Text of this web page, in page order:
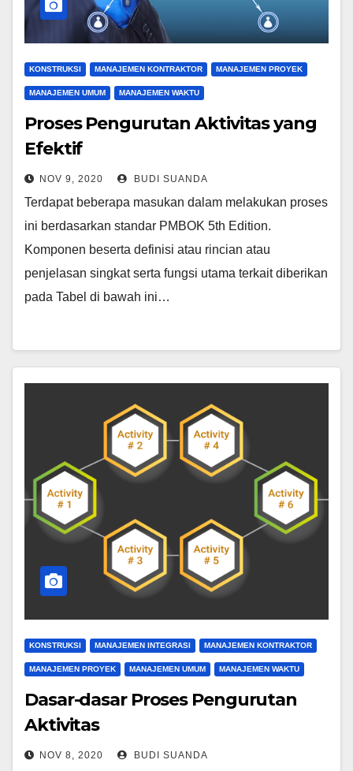
KONSTRUKSI MANAJEMEN KONTRAKTOR MANAJEMEN PROYEK
MANAJEMEN UMUM MANAJEMEN WAKTU
Proses Pengurutan Aktivitas yang
Efektif
NOV 9, 2020 BUDI SUANDA
Terdapat beberapa masukan dalam melakukan proses
ini berdasarkan standar PMBOK 5th Edition.
Komponen beserta definisi atau rincian atau
penjelasan singkat serta fungsi utama terkait diberikan
pada Tabel di bawah ini…
KONSTRUKSI MANAJEMEN INTEGRASI MANAJEMEN KONTRAKTOR
MANAJEMEN PROYEK MANAJEMEN UMUM MANAJEMEN WAKTU
Dasar-dasar Proses Pengurutan
Aktivitas
NOV 8, 2020 BUDI SUANDA